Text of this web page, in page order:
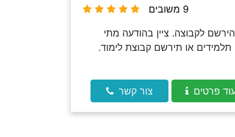
9 משובים
לקבוצה. ציין בהודעה מתי
או תירשם קבוצת לימוד.
פרטים צור קשר